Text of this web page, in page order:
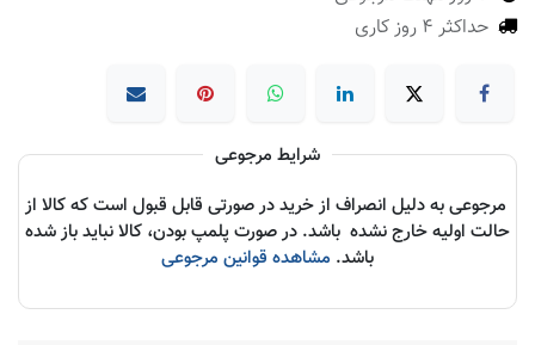
حداکثر 4 روز کاری
شرایط مرجوعی
مرجوعی به دلیل انصراف از خرید در صورتی قابل قبول است که کالا از
حالت اولیه خارج نشده باشد. در صورت پلمپ بودن، کالا نباید باز شده
باشد. مشاهده قوانین مرجوعی